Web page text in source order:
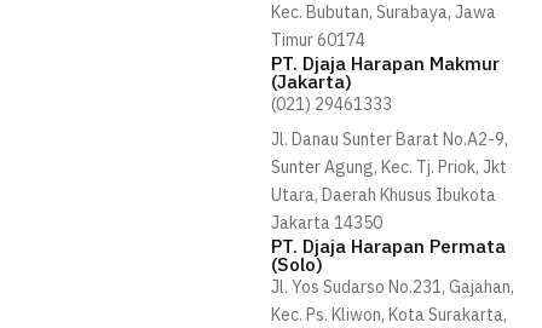
Kec. Bubutan, Surabaya, Jawa
Timur 60174
PT. Djaja Harapan Makmur
(Jakarta)
(021) 29461333
Jl. Danau Sunter Barat No.A2-9,
Sunter Agung, Kec. Tj. Priok, Jkt
Utara, Daerah Khusus Ibukota
Jakarta 14350
PT. Djaja Harapan Permata
(Solo)
Jl. Yos Sudarso No.231, Gajahan,
Kec. Ps. Kliwon, Kota Surakarta,